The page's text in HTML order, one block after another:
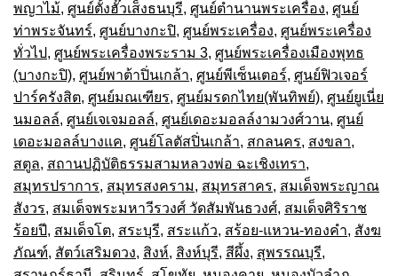
พญาไม้, ศูนย์ตั้งฮั๊วเส็งธนบุรี, ศูนย์ตำนานพระเครื่อง, ศูนย์
ท่าพระจันทร์, ศูนย์บางกะปิ, ศูนย์พระเครื่อง, ศูนย์พระเครื่อง
ทั่วไป, ศูนย์พระเครื่องพระราม 3, ศูนย์พระเครื่องเมืองพุทธ
(บางกะปิ), ศูนย์พาต้าปิ่นเกล้า, ศูนย์พีเซ็นเตอร์, ศูนย์ฟิวเจอร์
ปาร์ครังสิต, ศูนย์มณเฑียร, ศูนย์มรดกไทย(พันทิพย์), ศูนย์ยูเนี่ย
นมอลล์, ศูนย์เจเจมอลล์, ศูนย์เดอะมอลล์งามวงศ์วาน, ศูนย์
เดอะมอลล์บางแค, ศูนย์โลตัสปิ่นเกล้า, สกลนคร, สงขลา,
สตูล, สถานปฏิบัติธรรมสามหลวงพ่อ ฉะเชิงเทรา,
สมุทรปราการ, สมุทรสงคราม, สมุทรสาคร, สมเด็จพระญาณ
สังวร, สมเด็จพระมหาวีรวงศ์ วัดสัมพันธวงศ์, สมเด็จศิริราช
ร้อยปี, สมเด็จโต, สระบุรี, สระแก้ว, สร้อย-แหวน-ทองคำ, สังฆ
ภัณฑ์, สัตว์เสริมดวง, สิงห์, สิงห์บุรี, สีผึ้ง, สุพรรณบุรี,